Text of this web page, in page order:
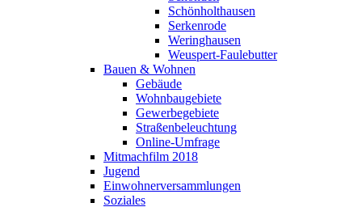
Schönholthausen
Serkenrode
Weringhausen
Weuspert-Faulebutter
Bauen & Wohnen
Gebäude
Wohnbaugebiete
Gewerbegebiete
Straßenbeleuchtung
Online-Umfrage
Mitmachfilm 2018
Jugend
Einwohnerversammlungen
Soziales